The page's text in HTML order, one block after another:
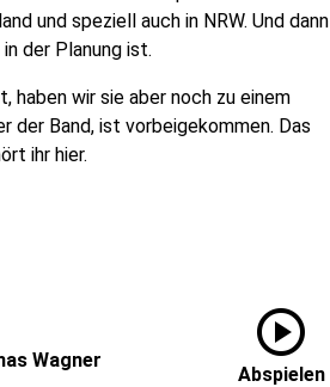
und speziell auch in NRW. Und dann
der Planung ist.
haben wir sie aber noch zu einem
der Band, ist vorbeigekommen. Das
ihr hier.
Wagner
play_circle
Abspielen